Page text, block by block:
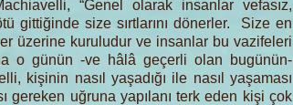
“Genel olarak insanlar vefasız,
gittiğinde size sırtlarını dönerler. Size en
üzerine kuruludur ve insanlar bu vazifeleri
o günün -ve hâlâ geçerli olan bugünün-
kişinin nasıl yaşadığı ile nasıl yaşaması
uğruna yapılanı terk eden kişi çok